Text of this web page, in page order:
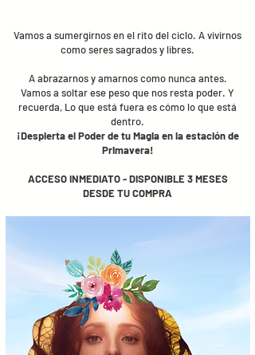
Vamos a sumergirnos en el rito del ciclo. A vivirnos
como seres sagrados y libres.
A abrazarnos y amarnos como nunca antes.
Vamos a soltar ese peso que nos resta poder. Y
recuerda, Lo que está fuera es cómo lo que está
dentro.
¡Despierta el Poder de tu Magia en la estación de
Primavera!
ACCESO INMEDIATO - DISPONIBLE 3 MESES
DESDE TU COMPRA